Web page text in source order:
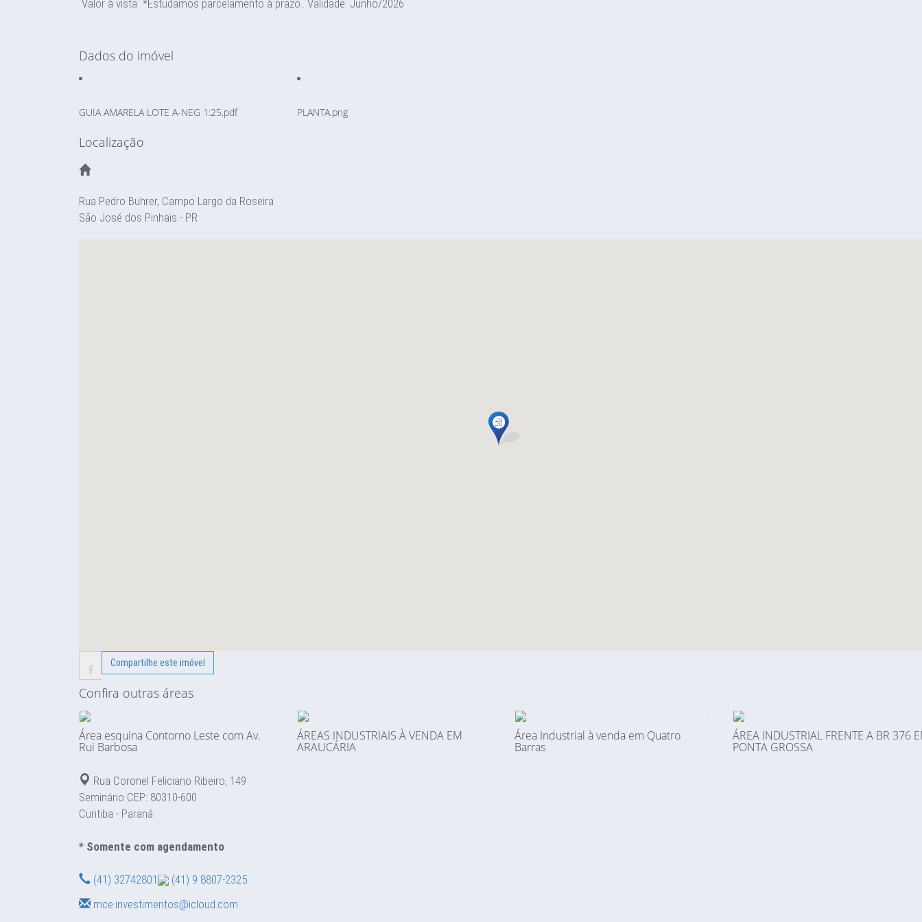
Valor à vista *Estudamos parcelamento à prazo.. Validade: Junho/2026
Dados do imóvel
GUIA AMARELA LOTE A-NEG 1:25.pdf PLANTA.png
Localização
Rua Pedro Buhrer, Campo Largo da Roseira
São José dos Pinhais - PR
Compartilhe este imóvel
Confira outras áreas
Área esquina Contorno Leste com Av.
Rui Barbosa
ÁREAS INDUSTRIAIS À VENDA EM
ARAUCÁRIA
Área Industrial à venda em Quatro
Barras
ÁREA INDUSTRIAL FRENTE A BR 376
PONTA GROSSA
Rua Coronel Feliciano Ribeiro, 149
Seminário CEP: 80310-600
Curitiba - Paraná
* Somente com agendamento
(41) 32742801
(41) 9 8807-2325
mce.investimentos@icloud.com